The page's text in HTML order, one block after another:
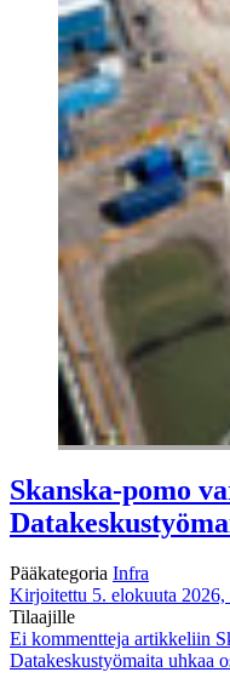
Skanska-pomo
Pääkategoria Infra
Kirjoitettu 5. elokuuta 2026,
Tilaajille
Ei kommentteja artikkeliin
Datakeskustyömaita uhkaa